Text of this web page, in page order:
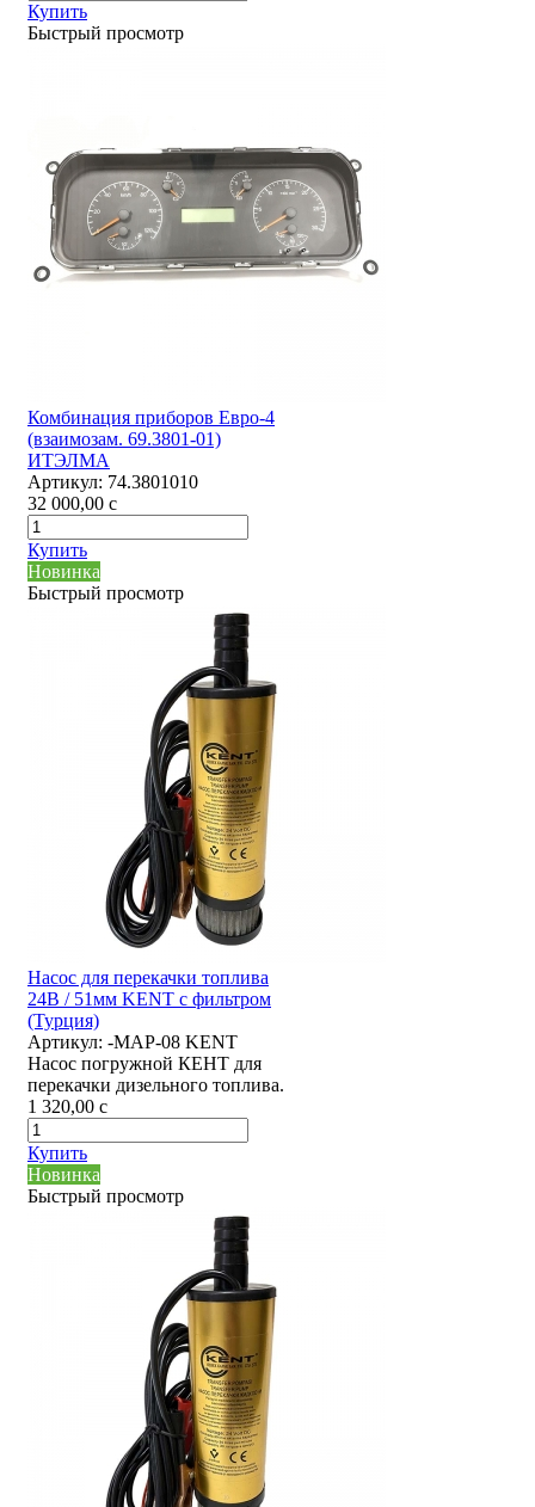
Купить
Быстрый просмотр
Комбинация приборов Евро-4
(взаимозам. 69.3801-01)
ИТЭЛМА
Артикул: 74.3801010
32 000,00 c
Купить
Новинка
Быстрый просмотр
Насос для перекачки топлива
24В / 51мм KENT с фильтром
(Турция)
Артикул: -MAP-08 KENT
Насос погружной КЕНТ для
перекачки дизельного топлива.
1 320,00 c
Купить
Новинка
Быстрый просмотр